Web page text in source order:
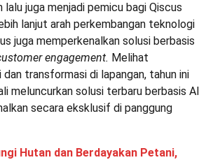
lalu juga menjadi pemicu bagi Qiscus
lanjut arah perkembangan teknologi
juga memperkenalkan solusi berbasis
engagement. Melihat
transformasi di lapangan, tahun ini
meluncurkan solusi terbaru berbasis AI
secara eksklusif di panggung
Hutan dan Berdayakan Petani,